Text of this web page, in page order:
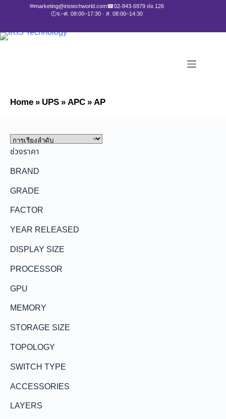
✉marketing@iristechworld.com☎02-843-6979 ต่อ 126
🕘จ.–ศ. 08:00–17:30 · ส. 08:00–14:30
Home»UPS»APC»AP
ช่วงราคา
BRAND
GRADE
FACTOR
YEAR RELEASED
DISPLAY SIZE
PROCESSOR
GPU
MEMORY
STORAGE SIZE
TOPOLOGY
SWITCH TYPE
ACCESSORIES
LAYERS